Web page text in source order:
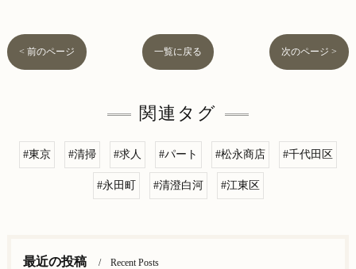
< 前のページ 一覧に戻る 次のページ >
関連タグ
#東京 #清掃 #求人 #パート #松永商店 #千代田区
#永田町 #清澄白河 #江東区
最近の投稿 Recent Posts